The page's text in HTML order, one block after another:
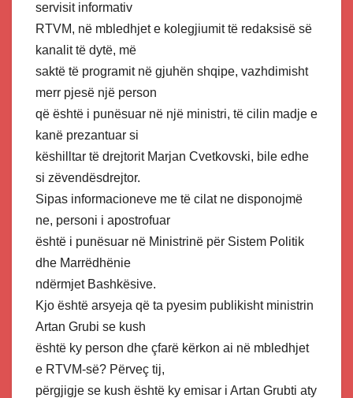
servisit informativ
RTVM, në mbledhjet e kolegjiumit të redaksisë së
kanalit të dytë, më
saktë të programit në gjuhën shqipe, vazhdimisht
merr pjesë një person
që është i punësuar në një ministri, të cilin madje e
kanë prezantuar si
këshilltar të drejtorit Marjan Cvetkovski, bile edhe
si zëvendësdrejtor.
Sipas informacioneve me të cilat ne disponojmë
ne, personi i apostrofuar
është i punësuar në Ministrinë për Sistem Politik
dhe Marrëdhënie
ndërmjet Bashkësive.
Kjo është arsyeja që ta pyesim publikisht ministrin
Artan Grubi se kush
është ky person dhe çfarë kërkon ai në mbledhjet
e RTVM-së? Përveç tij,
përgjigje se kush është ky emisar i Artan Grubti aty